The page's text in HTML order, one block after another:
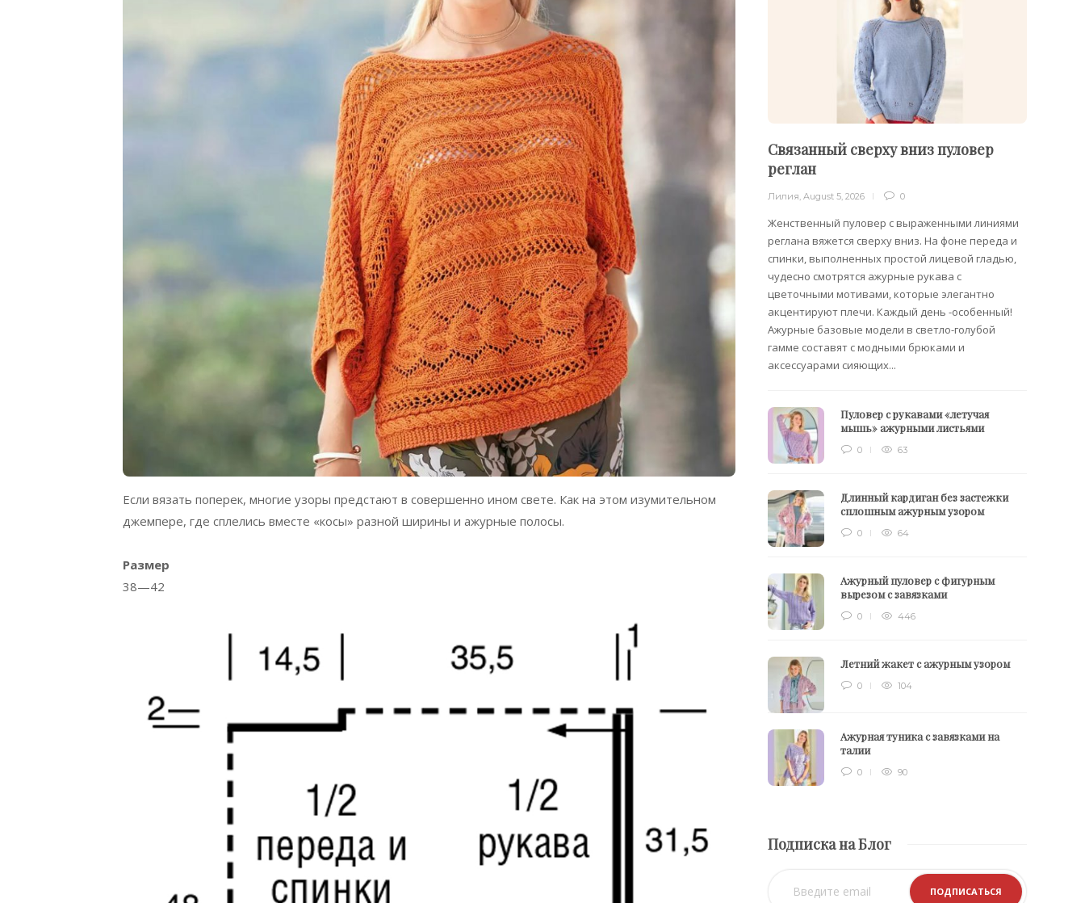
Если вязать поперек, многие узоры предстают в совершенно ином свете. Как на этом изумительном
джемпере, где сплелись вместе «косы» разной ширины и ажурные полосы.
Размер
38—42
Связанный сверху вниз пуловер
реглан
Лилия ,August 5, 2026 0
Женственный пуловер с выраженными линиями
реглана вяжется сверху вниз. На фоне переда и
спинки, выполненных простой лицевой гладью,
чудесно смотрятся ажурные рукава с
цветочными мотивами, которые элегантно
акцентируют плечи. Каждый день -особенный!
Ажурные базовые модели в светло-голубой
гамме составят с модными брюками и
аксессуарами сияющих...
Пуловер с рукавами «летучая
мышь» ажурными листьями
0 63
Длинный кардиган без застежки
сплошным ажурным узором
0 64
Ажурный пуловер с фигурным
вырезом с завязками
0 446
Летний жакет с ажурным узором
0 104
Ажурная туника с завязками на
талии
0 90
Подписка на Блог